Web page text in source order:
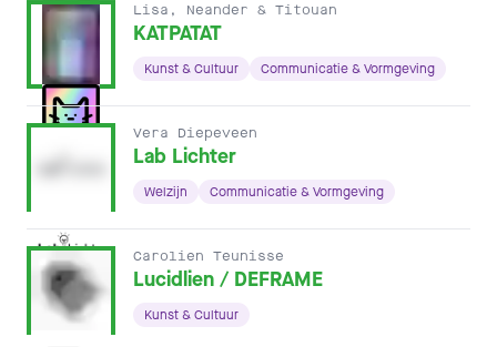
Lisa, Neander & Titouan
KATPATAT
Kunst & Cultuur Communicatie & Vormgeving
Vera Diepeveen
Lab Lichter
Welzijn Communicatie & Vormgeving
Carolien Teunisse
Lucidlien / DEFRAME
Kunst & Cultuur